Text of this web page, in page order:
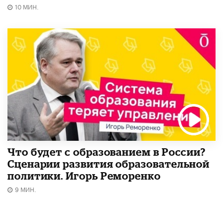
10 МИН.
Что будет с образованием в России?
Сценарии развития образовательной
политики. Игорь Реморенко
9 МИН.